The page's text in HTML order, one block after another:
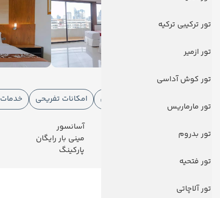
تور ترکیبی ترکیه
تور ازمیر
تور کوش آداسی
تور مارماریس
تور بدروم
تور فتحیه
تور آلاچاتی
امکانات هتل
امکانات ورزشی امکانات تفریحی خدمات
تلویزیون کابلی/ماهواره‌ای
آسانسور
مینی بار رایگان
پارکینگ